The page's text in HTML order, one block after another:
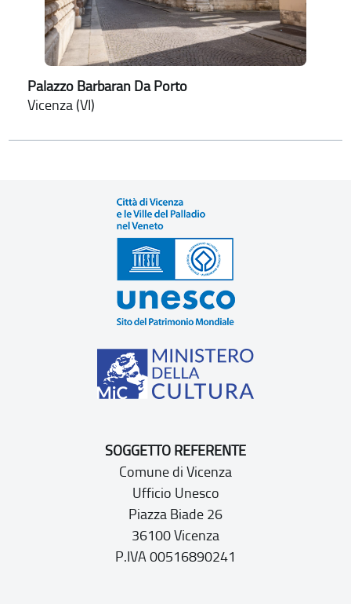
Palazzo Barbaran Da Porto
Vicenza (VI)
SOGGETTO REFERENTE
Comune di Vicenza
Ufficio Unesco
Piazza Biade 26
36100 Vicenza
P.IVA 00516890241